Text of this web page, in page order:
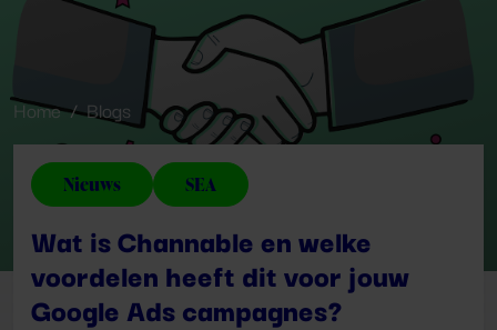
Home Blogs
Nieuws SEA
Wat is Channable en welke
voordelen heeft dit voor jouw
Google Ads campagnes?